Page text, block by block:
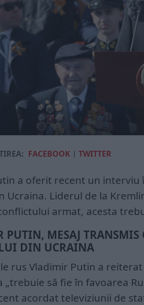
FACEBOOK | TWITTER
a oferit recent un interviu
Ucraina. Liderul de la
armat, acesta
MESAJ TRANSMIS
DIN UCRAINA
rus Vladimir Putin a
„trebuie să fie în favoarea
acordat televiziunii de